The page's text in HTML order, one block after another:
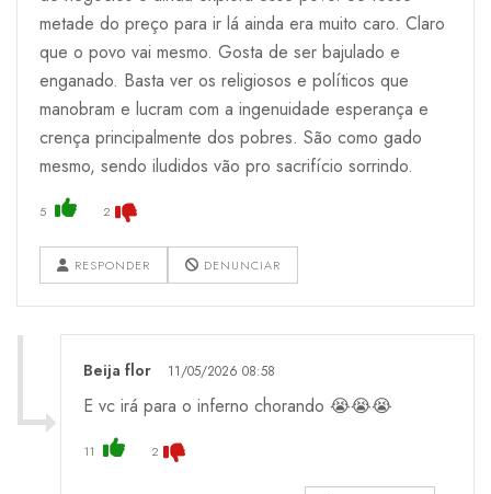
metade do preço para ir lá ainda era muito caro. Claro
que o povo vai mesmo. Gosta de ser bajulado e
enganado. Basta ver os religiosos e políticos que
manobram e lucram com a ingenuidade esperança e
crença principalmente dos pobres. São como gado
mesmo, sendo iludidos vão pro sacrifício sorrindo.
5 2
RESPONDER DENUNCIAR
Beija flor 11/05/2026 08:58
E vc irá para o inferno chorando 😭😭😭
11 2